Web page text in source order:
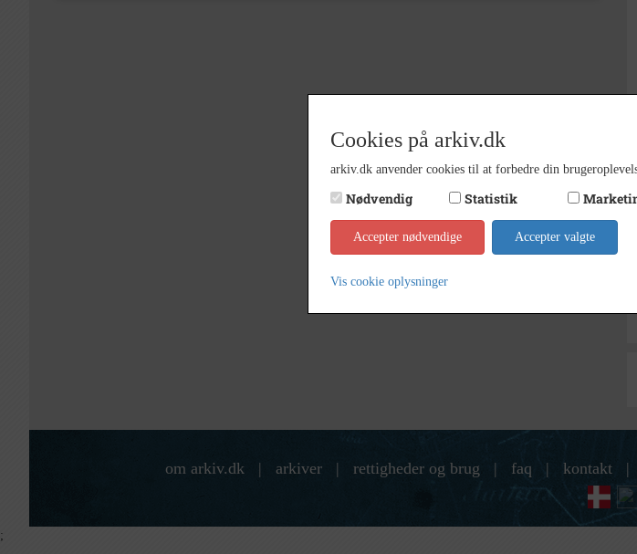
om arkiv.dk | arkiver | rettigheder og brug | faq | kontakt |
Cookies på arkiv.dk
arkiv.dk anvender cookies til at forbedre din
Nødvendig Statistik
Accepter nødvendige Accepter valgte
Vis cookie oplysninger
;